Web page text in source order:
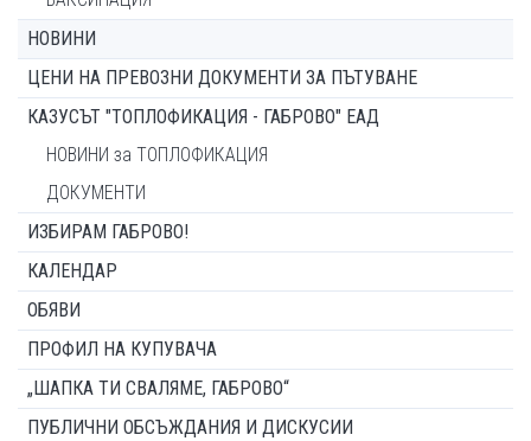
НОВИНИ
ЦЕНИ НА ПРЕВОЗНИ ДОКУМЕНТИ ЗА ПЪТУВАНЕ
КАЗУСЪТ "ТОПЛОФИКАЦИЯ - ГАБРОВО" ЕАД
НОВИНИ за ТОПЛОФИКАЦИЯ
ДОКУМЕНТИ
ИЗБИРАМ ГАБРОВО!
КАЛЕНДАР
ОБЯВИ
ПРОФИЛ НА КУПУВАЧА
„ШАПКА ТИ СВАЛЯМЕ, ГАБРОВО“
ПУБЛИЧНИ ОБСЪЖДАНИЯ И ДИСКУСИИ